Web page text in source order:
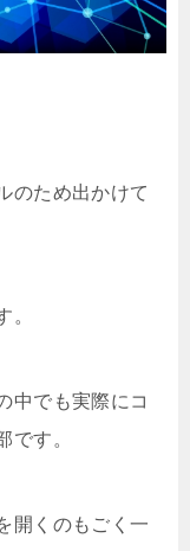
のため出かけて
。
中でも実際にコ
です。
開くのもごく一